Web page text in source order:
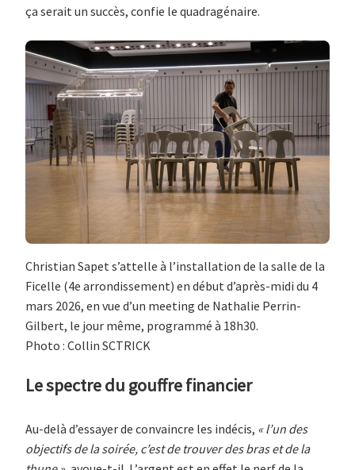
ça serait un succès, confie le quadragénaire.
Christian Sapet s’attelle à l’installation de la salle de la
Ficelle (4e arrondissement) en début d’après-midi du 4
mars 2026, en vue d’un meeting de Nathalie Perrin-
Gilbert, le jour même, programmé à 18h30.
Photo : Collin SCTRICK
Le spectre du gouffre financier
Au-delà d’essayer de convaincre les indécis, « l’un des
objectifs de la soirée, c’est de trouver des bras et de la